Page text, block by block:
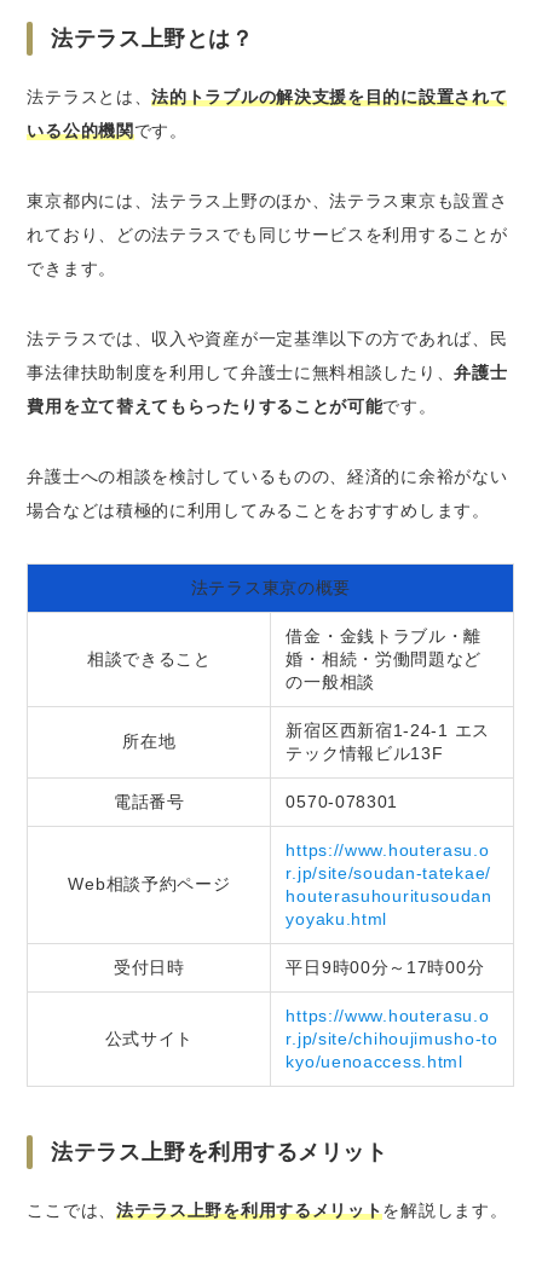
日弁連交通事故相談センター新宿 相談所の法
ベンナビなら北千住で無料法律相談ができる弁
護士が簡単に見つかる
い人におすすめ
法テラス上野とは？
法テラスとは、法的トラブルの解決支援を目的に設置されて
いる公的機関です。
東京都内には、法テラス上野のほか、法テラス東京も設置さ
れており、どの法テラスでも同じサービスを利用することが
できます。
法テラスでは、収入や資産が一定基準以下の方であれば、民
事法律扶助制度を利用して弁護士に無料相談したり、弁護士
費用を立て替えてもらったりすることが可能です。
弁護士への相談を検討しているものの、経済的に余裕がない
場合などは積極的に利用してみることをおすすめします。
法テラス東京の概要
相談できること
借金・金銭トラブル・離
婚・相続・労働問題など
の一般相談
所在地
新宿区西新宿1-24-1 エス
テック情報ビル13F
電話番号 0570-078301
Web相談予約ページ
https://www.houterasu.o
r.jp/site/soudan-tatekae/
houterasuhouritusoudan
yoyaku.html
受付日時 平日9時00分～17時00分
公式サイト
https://www.houterasu.o
r.jp/site/chihoujimusho-to
kyo/uenoaccess.html
法テラス上野を利用するメリット
ここでは、 法テラス上野を利用するメリットを解説します。